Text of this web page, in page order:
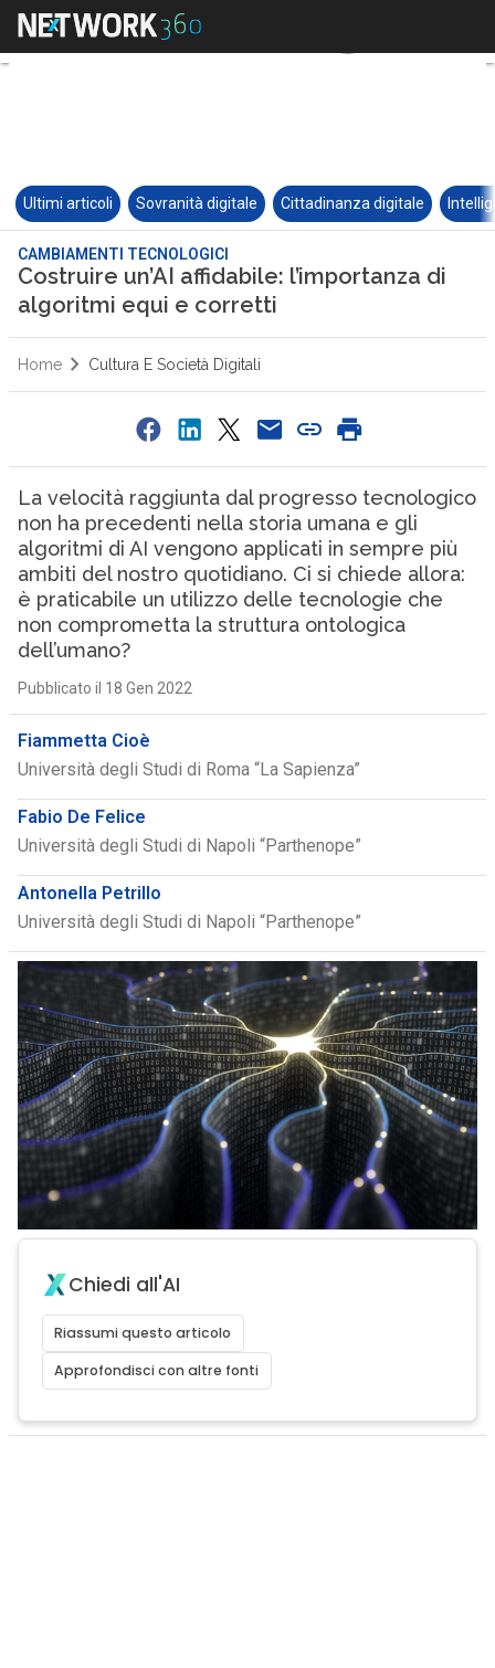
Ultimi articoli Sovranità digitale Cittadinanza digitale
CAMBIAMENTI TECNOLOGICI
Costruire un’AI affidabile: l’importanza di
algoritmi equi e corretti
Home Cultura E Società Digitali
La velocità raggiunta dal progresso tecnologico
non ha precedenti nella storia umana e gli
algoritmi di AI vengono applicati in sempre più
ambiti del nostro quotidiano. Ci si chiede allora:
è praticabile un utilizzo delle tecnologie che
non comprometta la struttura ontologica
dell’umano?
Pubblicato il 18 Gen 2022
Fiammetta Cioè
Università degli Studi di Roma “La Sapienza”
Fabio De Felice
Università degli Studi di Napoli “Parthenope”
Antonella Petrillo
Università degli Studi di Napoli “Parthenope”
Chiedi all'AI
Riassumi questo articolo
Approfondisci con altre fonti